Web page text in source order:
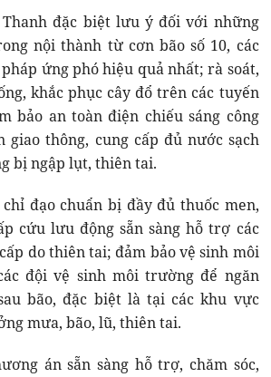
đặc biệt lưu ý đối với những
nội thành từ cơn bão số 10, các
ứng phó hiệu quả nhất; rà soát,
khắc phục cây đổ trên các tuyến
bảo an toàn điện chiếu sáng công
giao thông, cung cấp đủ nước sạch
bị ngập lụt, thiên tai.
chỉ đạo chuẩn bị đầy đủ thuốc men,
cứu lưu động sẵn sàng hỗ trợ các
do thiên tai; đảm bảo vệ sinh môi
đội vệ sinh môi trường để ngăn
bão, đặc biệt là tại các khu vực
mưa, bão, lũ, thiên tai.
án sẵn sàng hỗ trợ, chăm sóc,